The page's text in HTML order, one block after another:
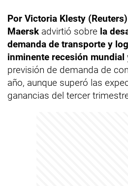
Por Victoria Klesty (Reuters)
Maersk advirtió sobre la
demanda de transporte y
inminente recesión mundial
previsión de demanda de
año, aunque superó las
ganancias del tercer